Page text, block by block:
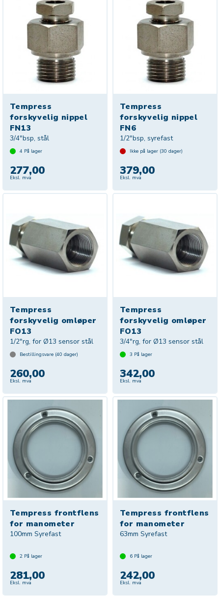
Tempress
forskyvelig nippel
FN13
3/4"bsp, stål
4 På lager
277,00
Eksl. mva
Tempress
forskyvelig nippel
FN6
1/2"bsp, syrefast
Ikke på lager (30 dager)
379,00
Eksl. mva
Tempress
forskyvelig omløper
FO13
1/2"rg, for Ø13 sensor stål
Bestillingsvare (40 dager)
260,00
Eksl. mva
Tempress
forskyvelig omløper
FO13
3/4"rg, for Ø13 sensor stål
3 På lager
342,00
Eksl. mva
Tempress frontflens
for manometer
100mm Syrefast
2 På lager
281,00
Eksl. mva
Tempress frontflens
for manometer
63mm Syrefast
6 På lager
242,00
Eksl. mva